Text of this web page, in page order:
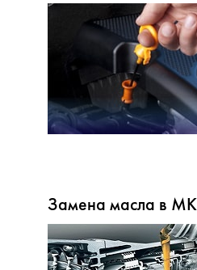
Замена масла в